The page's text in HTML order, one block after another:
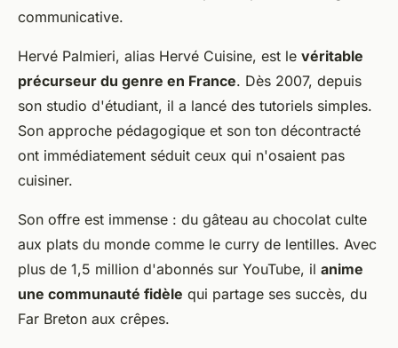
communicative.
Hervé Palmieri, alias Hervé Cuisine, est le véritable
précurseur du genre en France. Dès 2007, depuis
son studio d'étudiant, il a lancé des tutoriels simples.
Son approche pédagogique et son ton décontracté
ont immédiatement séduit ceux qui n'osaient pas
cuisiner.
Son offre est immense : du gâteau au chocolat culte
aux plats du monde comme le curry de lentilles. Avec
plus de 1,5 million d'abonnés sur YouTube, il anime
une communauté fidèle qui partage ses succès, du
Far Breton aux crêpes.